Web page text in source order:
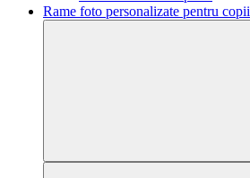
Rame foto personalizate pentru copii